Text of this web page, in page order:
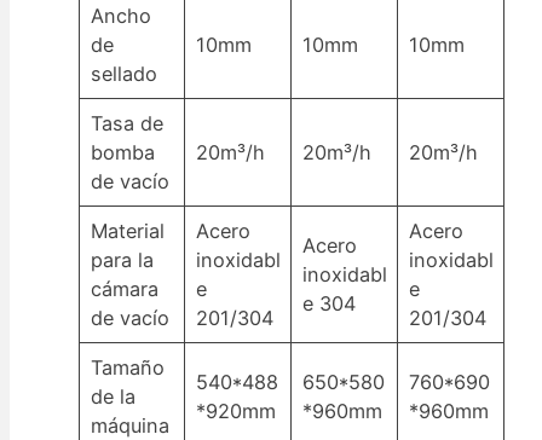
Ancho
de
sellado
10mm 10mm 10mm
Tasa de
bomba
de vacío
20m³/h 20m³/h 20m³/h
Material
para la
cámara
de vacío
Acero
inoxidabl
e
201/304
Acero
inoxidabl
e 304
Acero
inoxidabl
e
201/304
Tamaño
de la
máquina
540*488
*920mm
650*580
*960mm
760*690
*960mm